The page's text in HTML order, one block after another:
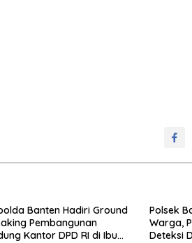
Banten Hadiri Ground
Pembangunan
Kantor DPD RI di Ibu
Polsek
Warga,
Deteksi